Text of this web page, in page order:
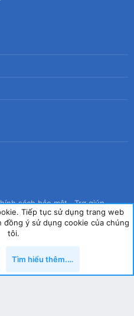
sách bảo mật
Trợ giúp
Thế hệ mới
Tiếp tục sử dụng trang web
đồng ý sử dụng cookie của chúng
tôi.
Tìm hiểu thêm.…